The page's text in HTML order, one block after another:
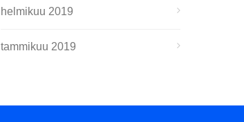
helmikuu 2019
tammikuu 2019